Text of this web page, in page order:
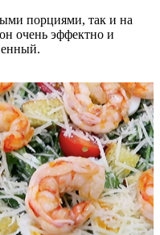
порциями, так и на
очень эффектно и